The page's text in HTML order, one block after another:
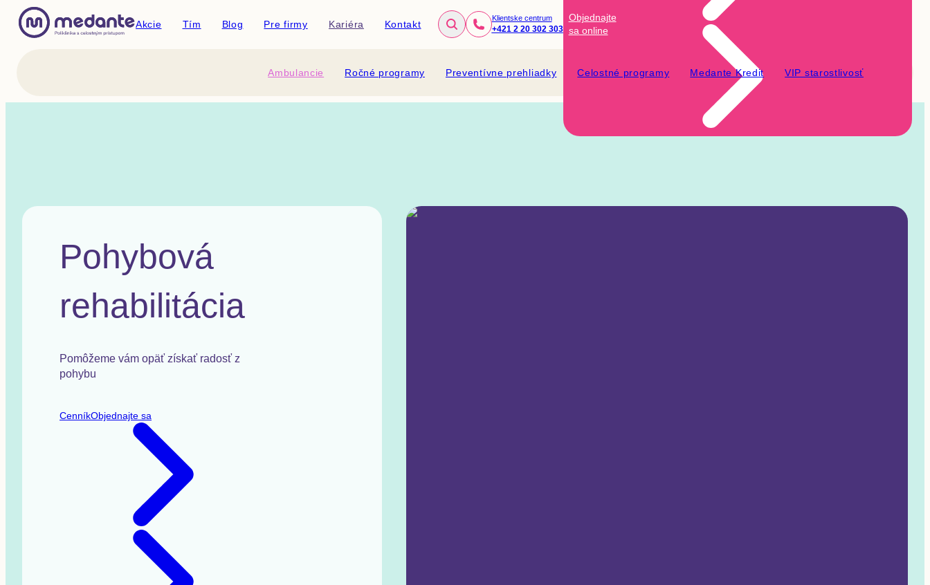
Akcie Tím Blog Pre firmy Kariéra Kontakt
Klientske centrum
+421 2 20 302 303
Objednajte
sa online
Ambulancie Ročné programy Preventívne prehliadky Celostné programy Medante Kredit VIP starostlivosť
Pohybová
rehabilitácia
Pomôžeme vám opäť získať radosť z
pohybu
CenníkObjednajte sa